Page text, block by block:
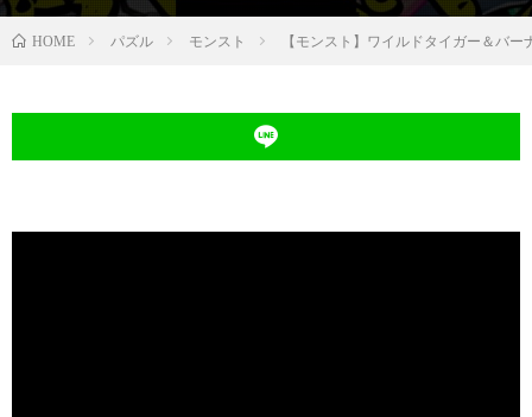
HOME パズル モンスト 【モンスト】ワイルドタイガー＆バ